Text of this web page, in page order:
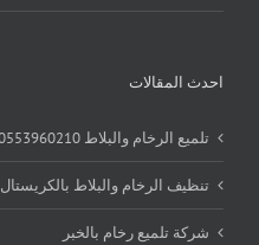
احدث المقالات
تلميع الرخام والبلاط 0553960210
تنظيف الرخام والبلاط بالكريستال
شركة تلميع رخام بالخبر